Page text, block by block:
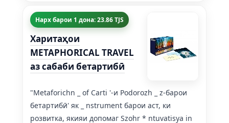
Нарх барои 1 дона: 23.86 TJS
Харитаҳои
METAPHORICAL TRAVEL
аз сабаби бетартибӣ
"Metaforichn _ of Carti '-и Podorozh _ z-барои
бетартибӣ' як _ nstrument барои аст, ки
розвитка, якияи допомаг Szohr * ntuvatisya in